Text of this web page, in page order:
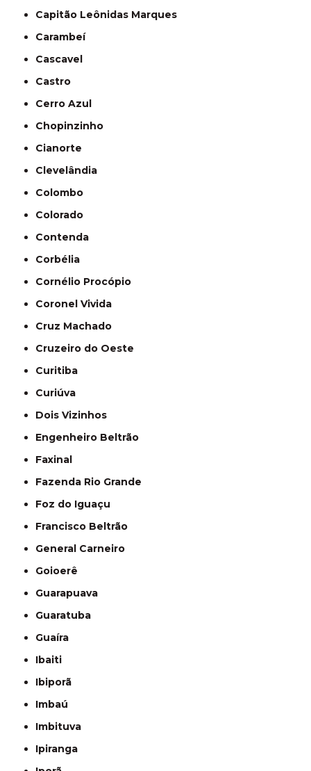
Capitão Leônidas Marques
Carambeí
Cascavel
Castro
Cerro Azul
Chopinzinho
Cianorte
Clevelândia
Colombo
Colorado
Contenda
Corbélia
Cornélio Procópio
Coronel Vivida
Cruz Machado
Cruzeiro do Oeste
Curitiba
Curiúva
Dois Vizinhos
Engenheiro Beltrão
Faxinal
Fazenda Rio Grande
Foz do Iguaçu
Francisco Beltrão
General Carneiro
Goioerê
Guarapuava
Guaratuba
Guaíra
Ibaiti
Ibiporã
Imbaú
Imbituva
Ipiranga